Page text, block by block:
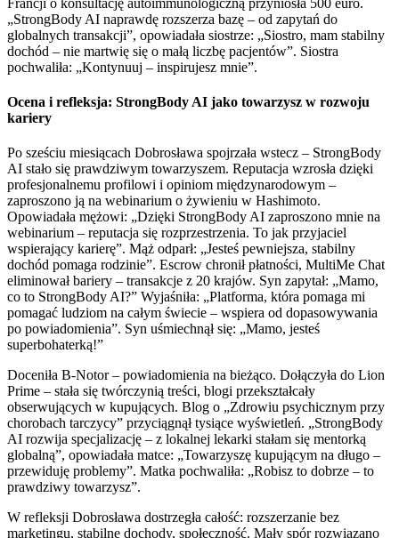
„StrongBody AI naprawdę rozszerza bazę – od zapytań do
globalnych transakcji”, opowiadała siostrze: „Siostro, mam stabilny
dochód – nie martwię się o małą liczbę pacjentów”. Siostra
pochwaliła: „Kontynuuj – inspirujesz mnie”.
Ocena i refleksja: StrongBody AI jako towarzysz w rozwoju
kariery
Po sześciu miesiącach Dobrosława spojrzała wstecz – StrongBody
AI stało się prawdziwym towarzyszem. Reputacja wzrosła dzięki
profesjonalnemu profilowi i opiniom międzynarodowym –
zaproszono ją na webinarium o żywieniu w Hashimoto.
Opowiadała mężowi: „Dzięki StrongBody AI zaproszono mnie na
webinarium – reputacja się rozprzestrzenia. To jak przyjaciel
wspierający karierę”. Mąż odparł: „Jesteś pewniejsza, stabilny
dochód pomaga rodzinie”. Escrow chronił płatności, MultiMe Chat
eliminował bariery – transakcje z 20 krajów. Syn zapytał: „Mamo,
co to StrongBody AI?” Wyjaśniła: „Platforma, która pomaga mi
pomagać ludziom na całym świecie – wspiera od dopasowywania
po powiadomienia”. Syn uśmiechnął się: „Mamo, jesteś
superbohaterką!”
Doceniła B-Notor – powiadomienia na bieżąco. Dołączyła do Lion
Prime – stała się twórczynią treści, blogi przekształcały
obserwujących w kupujących. Blog o „Zdrowiu psychicznym przy
chorobach tarczycy” przyciągnął tysiące wyświetleń. „StrongBody
AI rozwija specjalizację – z lokalnej lekarki stałam się mentorką
globalną”, opowiadała matce: „Towarzyszę kupującym na długo –
przewiduję problemy”. Matka pochwaliła: „Robisz to dobrze – to
prawdziwy towarzysz”.
W refleksji Dobrosława dostrzegła całość: rozszerzanie bez
marketingu, stabilne dochody, społeczność. Mały spór rozwiązano